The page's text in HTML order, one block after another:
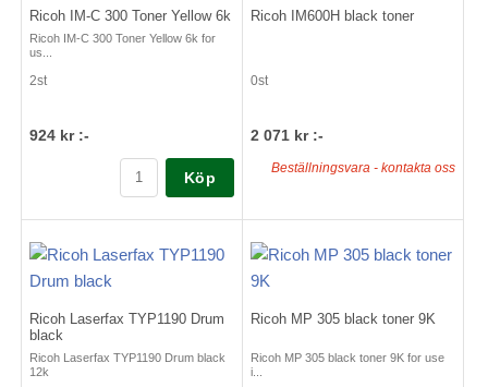
Ricoh IM-C 300 Toner Yellow 6k
Ricoh IM-C 300 Toner Yellow 6k for
us...
2st
924 kr :-
Köp
Ricoh IM600H black toner
0st
2 071 kr :-
Beställningsvara - kontakta oss
Ricoh Laserfax TYP1190 Drum
black
Ricoh Laserfax TYP1190 Drum black
12k
Ricoh MP 305 black toner 9K
Ricoh MP 305 black toner 9K for use
i...